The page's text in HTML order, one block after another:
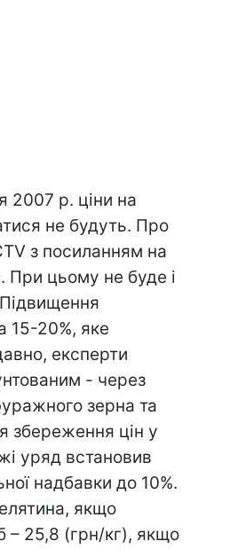
2007 р. ціни на
не будуть. Про
з посиланням на
При цьому не буде і
15-20%, яке
експерти
- через
зерна та
збереження цін у
уряд встановив
надбавки до 10%.
якщо
– 25,8 (грн/кг), якщо